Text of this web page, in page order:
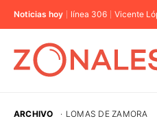
Noticias hoy línea 306 Vicente
ARCHIVO · LOMAS DE ZAMORA